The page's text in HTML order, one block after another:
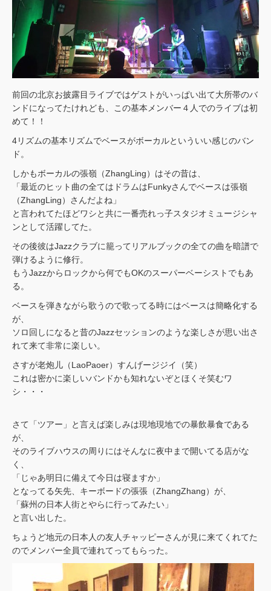
前回の北京お披露目ライブではゲストがいっぱい出て大所帯のバ
ンドになってたけれども、この基本メンバー４人でのライブは初
めて！！
4リズムの基本リズムでベースがボーカルといういい感じのバン
ド。
しかもボーカルの張嶺（ZhangLing）はその昔は、
「最近のヒット曲の全てはドラムはFunkyさんでベースは張嶺
（ZhangLing）さんだよね」
と言われてたほどワシと共に一番売れっ子スタジオミュージシャ
ンとして活躍してた。
その後彼はJazzクラブに籠ってリアルブックの全ての曲を暗譜で
弾けるように修行。
もうJazzからロックから何でもOKのスーパーベーシストでもあ
る。
ベースを弾きながら歌うので歌ってる時にはベースは簡略化する
が、
ソロ回しになると昔のJazzセッションのような楽しさが思い出さ
れて来て非常に楽しい。
さすが老炮儿（LaoPaoer）すんげージジイ（笑）
これは密かに楽しいバンドかも知れないぞとほくそ笑むワ
シ・・・
さて「ツアー」と言えば楽しみは現地現地での暴飲暴食である
が、
そのライブハウスの周りにはそんなに夜中まで開いてる店がな
く、
「じゃあ明日に備えて今日は寝ますか」
となってる矢先、キーボードの張張（ZhangZhang）が、
「蘇州の日本人街とやらに行ってみたい」
と言い出した。
ちょうど地元の日本人の友人チャッピーさんが見に来てくれてた
のでメンバー全員で連れてってもらった。